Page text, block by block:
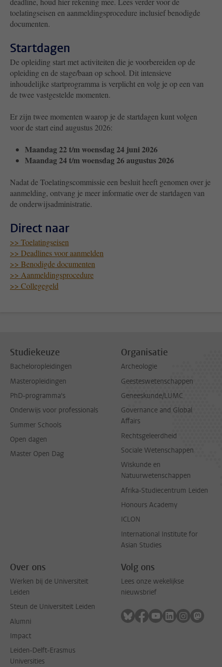
toelatingseisen en aanmeldingsprocedure inclusief benodigde
documenten.
Startdagen
De opleiding start met activiteiten die je voorbereiden op de
opleiding en de stage/baan op school. Dit intensieve
inhoudelijke startprogramma is verplicht en volg je op een van
de twee vastgestelde momenten.
Er zijn twee momenten waarop je de startdagen kunt volgen
voor de start eind augustus 2026:
Maandag 22 t/m woensdag 24 juni 2026
Maandag 24 t/m woensdag 26 augustus 2026
Nadat de Toelatingscommissie een besluit heeft genomen over je
aanmelding, ontvang je meer informatie over de startdagen van
de onderwijsadministratie.
Direct naar
>> Toelatingseisen
>> Deadlines voor aanmelden
>> Benodigde documenten
>> Aanmeldingsprocedure
>> Collegegeld
Studiekeuze
Bacheloropleidingen
Masteropleidingen
PhD-programma's
Onderwijs voor professionals
Summer Schools
Open dagen
Master Open Dag
Organisatie
Archeologie
Geesteswetenschappen
Geneeskunde/LUMC
Governance and Global
Affairs
Rechtsgeleerdheid
Sociale Wetenschappen
Wiskunde en
Natuurwetenschappen
Afrika-Studiecentrum Leiden
Honours Academy
ICLON
International Institute for
Asian Studies
Over ons
Werken bij de Universiteit
Leiden
Steun de Universiteit Leiden
Alumni
Impact
Leiden-Delft-Erasmus
Universities
Volg ons
Lees onze wekelijkse
nieuwsbrief
Volg ons op bluesky
Volg ons op facebook
Volg ons op
Volg ons op
Volg ons
Volg